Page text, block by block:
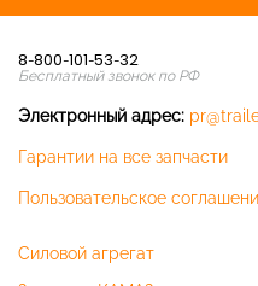
8-800-101-53-32
Бесплатный звонок по РФ
Электронный адрес:
Гарантии на все запчасти
Пользовательское
Силовой агрегат